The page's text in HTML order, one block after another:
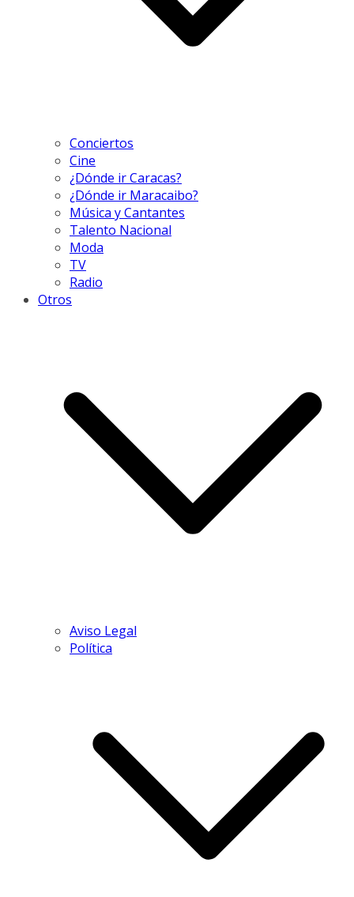
Conciertos
Cine
¿Dónde ir Caracas?
¿Dónde ir Maracaibo?
Música y Cantantes
Talento Nacional
Moda
TV
Radio
Otros
Aviso Legal
Política